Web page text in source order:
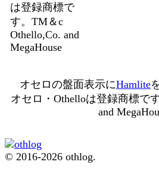
は登録商標で
す。TM＆c
Othello,Co. and
MegaHouse
オセロの盤面表示にHamlite
オセロ・Othelloは登録商標で
and
© 2016-2026 othlog.